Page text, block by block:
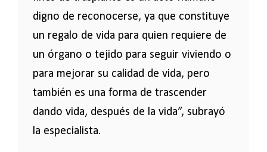
digno de reconocerse, ya que constituye
un regalo de vida para quien requiere de
un órgano o tejido para seguir viviendo o
para mejorar su calidad de vida, pero
también es una forma de trascender
dando vida, después de la vida”, subrayó
la especialista.